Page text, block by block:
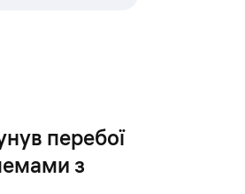
перебої
з